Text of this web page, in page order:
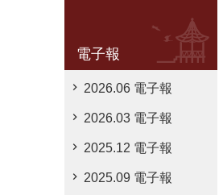
電子報
2026.06 電子報
2026.03 電子報
2025.12 電子報
2025.09 電子報